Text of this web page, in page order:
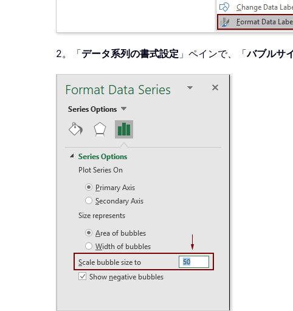
2。「データ系列の書式設定 」ペインで、「バブルサ